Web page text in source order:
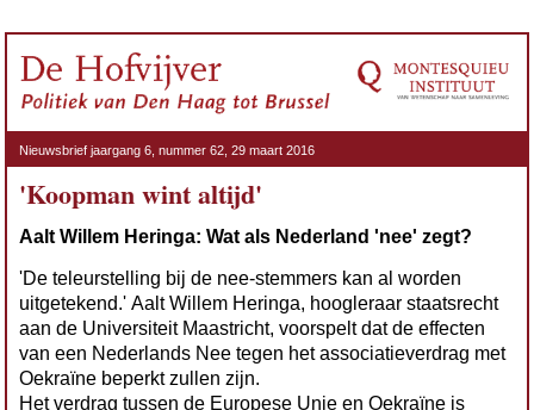
Nieuwsbrief jaargang 6, nummer 62, 29 maart 2016
'Koopman wint altijd'
Aalt Willem Heringa: Wat als Nederland 'nee' zegt?
'De teleurstelling bij de nee-stemmers kan al worden
uitgetekend.' Aalt Willem Heringa, hoogleraar staatsrecht
aan de Universiteit Maastricht, voorspelt dat de effecten
van een Nederlands Nee tegen het associatieverdrag met
Oekraïne beperkt zullen zijn.
Het verdrag tussen de Europese Unie en Oekraïne is